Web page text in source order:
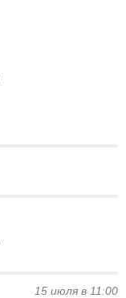
15 июля в 11:00